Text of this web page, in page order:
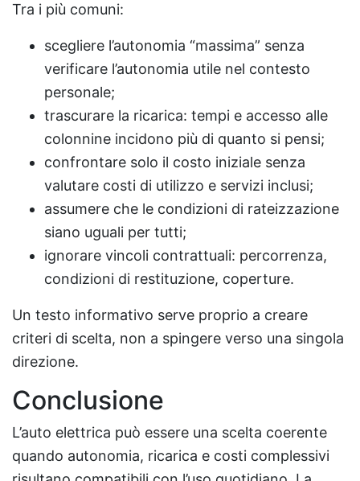
Tra i più comuni:
scegliere l’autonomia “massima” senza
verificare l’autonomia utile nel contesto
personale;
trascurare la ricarica: tempi e accesso alle
colonnine incidono più di quanto si pensi;
confrontare solo il costo iniziale senza
valutare costi di utilizzo e servizi inclusi;
assumere che le condizioni di rateizzazione
siano uguali per tutti;
ignorare vincoli contrattuali: percorrenza,
condizioni di restituzione, coperture.
Un testo informativo serve proprio a creare
criteri di scelta, non a spingere verso una singola
direzione.
Conclusione
L’auto elettrica può essere una scelta coerente
quando autonomia, ricarica e costi complessivi